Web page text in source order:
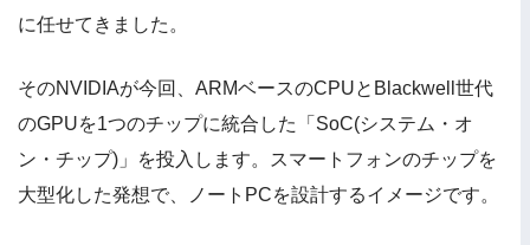
に任せてきました。
そのNVIDIAが今回、ARMベースのCPUとBlackwell世代
のGPUを1つのチップに統合した「SoC(システム・オ
ン・チップ)」を投入します。スマートフォンのチップを
大型化した発想で、ノートPCを設計するイメージです。